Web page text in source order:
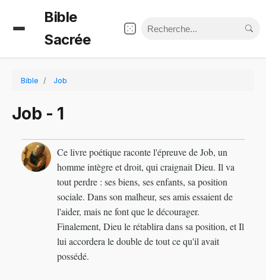
Bible
Sacrée
Bible Job
Job - 1
Ce livre poétique raconte l'épreuve de Job, un
homme intègre et droit, qui craignait Dieu. Il va
tout perdre : ses biens, ses enfants, sa position
sociale. Dans son malheur, ses amis essaient de
l'aider, mais ne font que le décourager.
Finalement, Dieu le rétablira dans sa position, et Il
lui accordera le double de tout ce qu'il avait
possédé.